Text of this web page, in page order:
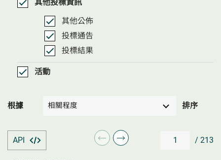
其他投標資訊
其他公佈
投標通告
投標結果
活動
搜
尋
根據 相關程度 排序
API
上
下
/ 213